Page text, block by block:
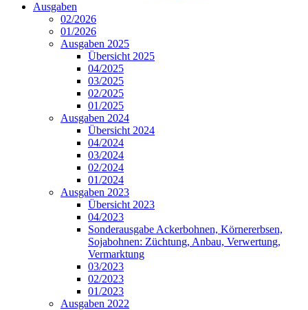
Ausgaben
02/2026
01/2026
Ausgaben 2025
Übersicht 2025
04/2025
03/2025
02/2025
01/2025
Ausgaben 2024
Übersicht 2024
04/2024
03/2024
02/2024
01/2024
Ausgaben 2023
Übersicht 2023
04/2023
Sonderausgabe Ackerbohnen, Körnererbsen,
Sojabohnen: Züchtung, Anbau, Verwertung,
Vermarktung
03/2023
02/2023
01/2023
Ausgaben 2022